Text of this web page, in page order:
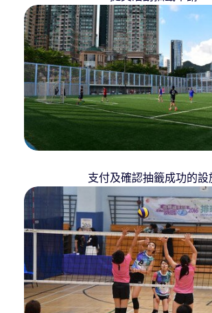
支付及確認抽籤成功的設